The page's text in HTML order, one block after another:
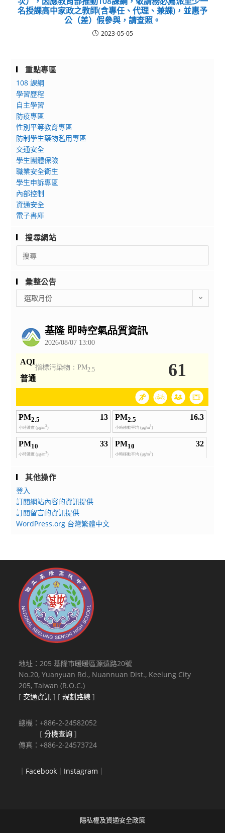
名授課高中家政之教師(含專任、代理、兼課)，並惠予
公（差）假參與，請查照。
2023-05-05
重點專區
108 課綱
學習歷程
自主學習
防疫專區
性別平等教育專區
防制學生藥物濫用專區
交通安全
學生團體保險
職業安全衛生
學生申訴專區
內部控制
資通安全
電子書庫
搜尋網站
Search
for:
彙整公告
整
選取月份
其他操作
登入
訂閱網站內容的資訊提供
訂閱留言的資訊提供
WordPress.org 台灣繁體中文
地址：205 基隆市暖暖區源遠路20號
No.20, Yuanyuan Rd., Nuannuan Dist., Keelung City
205, Taiwan (R.O.C.)
[ 交通資訊 ] [規劃路線 ]
總機：+886-2-24582052
[分機查詢 ]
傳真：+886-2-24573724
｜ Facebook ｜ Instagram ｜
隱私權及資通安全政策